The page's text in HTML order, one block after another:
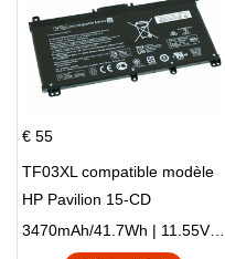
€ 55
TF03XL compatible modèle
HP Pavilion 15-CD
3470mAh/41.7Wh | 11.55V | Li-ion ...